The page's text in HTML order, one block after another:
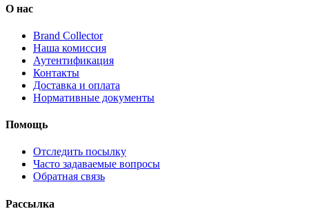
О нас
Brand Collector
Наша комиссия
Аутентификация
Контакты
Доставка и оплата
Нормативные документы
Помощь
Отследить посылку
Часто задаваемые вопросы
Обратная связь
Рассылка